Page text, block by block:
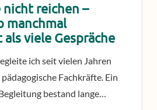
reichen –
manchmal
viele Gespräche
ich seit vielen Jahren
Fachkräfte. Ein
bestand lange…